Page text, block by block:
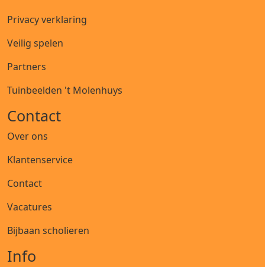
Privacy verklaring
Veilig spelen
Partners
Tuinbeelden 't Molenhuys
Contact
Over ons
Klantenservice
Contact
Vacatures
Bijbaan scholieren
Info